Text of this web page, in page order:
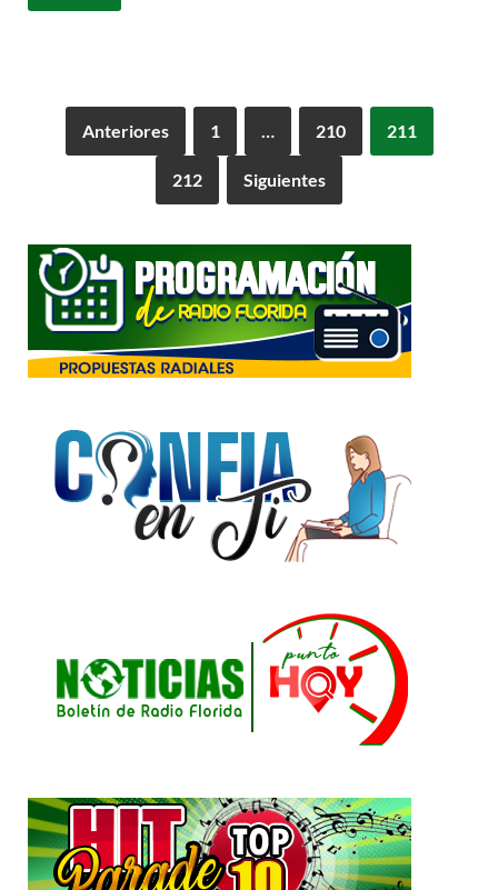
Anteriores 1 … 210 211
212 Siguientes